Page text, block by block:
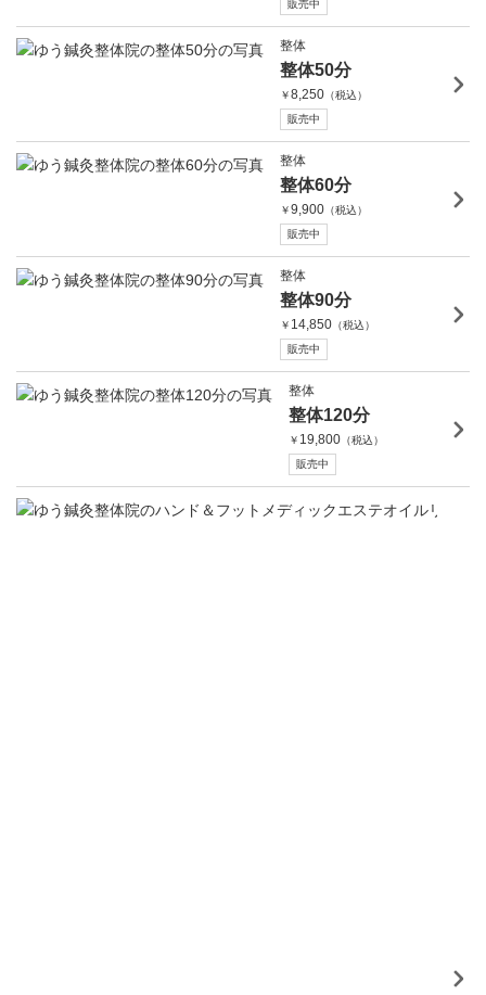
販売中
整体
整体50分
￥8,250 （税込）
販売中
整体
整体60分
￥9,900 （税込）
販売中
整体
整体90分
￥ 14,850 （税込）
販売中
整体
整体120分
￥ 19,800 （税込）
販売中